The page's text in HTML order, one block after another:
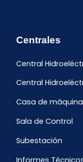
Centrales
Central
Central
Casa de
Sala de Control
Subestación
Informes